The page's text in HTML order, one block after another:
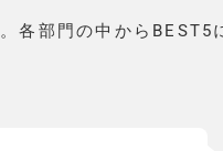
各部門の中からBEST5